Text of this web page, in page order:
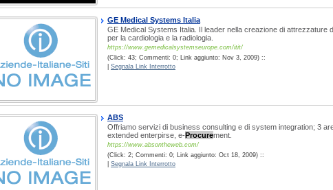
GE Medical Systems Italia
GE Medical Systems Italia. Il leader nella creazione di attrezzature
per la cardiologia e la radiologia.
https://www.gemedicalsystemseurope.com/itit/
(Click: 43; Commenti: 0; Link aggiunto: Nov 3, 2009) ::
Segnala Link Interrotto
ABS
Offriamo servizi di business consulting e di system integration; 3
extended enterpirse, e-Procurement.
https://www.absontheweb.com/
(Click: 2; Commenti: 0; Link aggiunto: Oct 18, 2009) ::
Segnala Link Interrotto